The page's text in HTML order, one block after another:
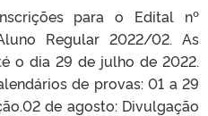
para o Edital nº
Regular 2022/02. As
o dia 29 de julho de 2022.
de provas: 01 a 29
de agosto: Divulgação